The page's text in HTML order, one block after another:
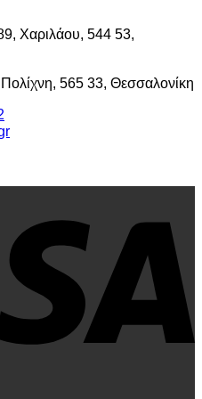
Χαριλάου, 544 53,
565 33, Θεσσαλονίκη